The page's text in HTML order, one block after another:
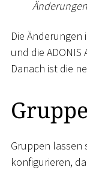
Die
und die
Danach ist die
Gruppen lassen
konfigurieren,